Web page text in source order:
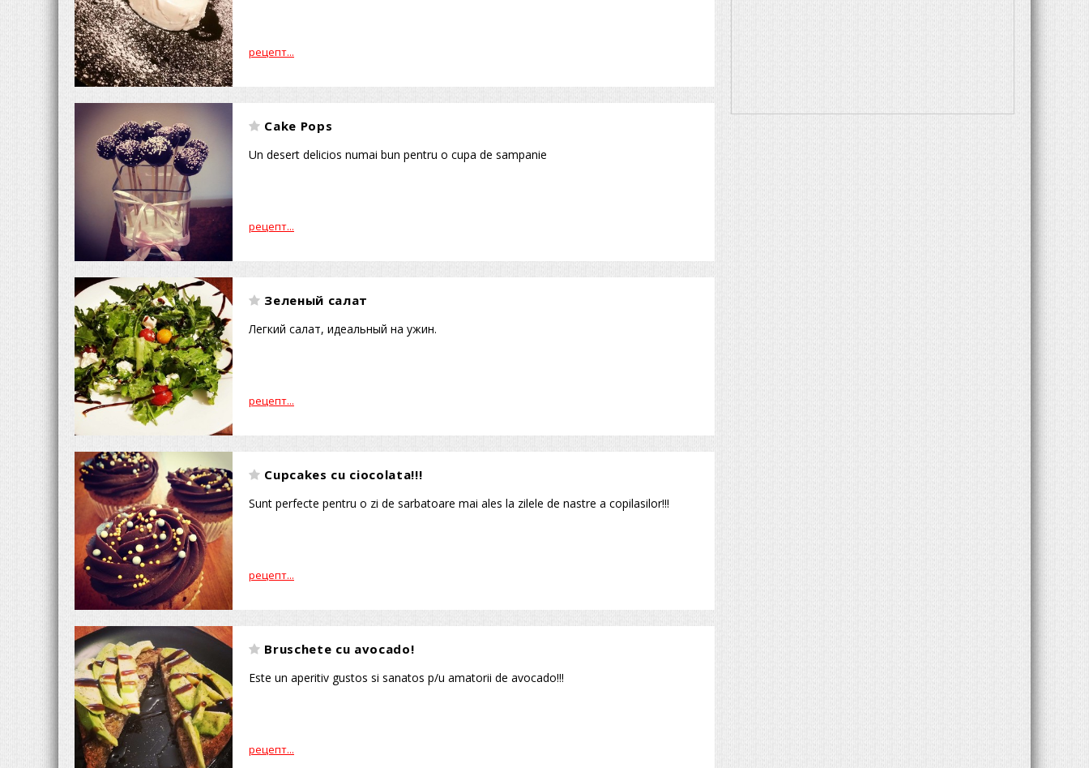
рецепт...
Cake Pops
Un desert delicios numai bun pentru o cupa de sampanie
рецепт...
Зеленый салат
Легкий салат, идеальный на ужин.
рецепт...
Cupcakes cu ciocolata!!!
Sunt perfecte pentru o zi de sarbatoare mai ales la zilele de nastre a copilasilor!!!
рецепт...
Bruschete cu avocado!
Este un aperitiv gustos si sanatos p/u amatorii de avocado!!!
рецепт...